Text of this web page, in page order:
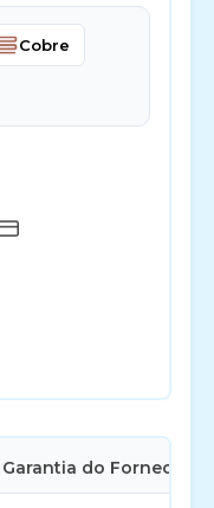
Cobre
Garantia do Fornecedor